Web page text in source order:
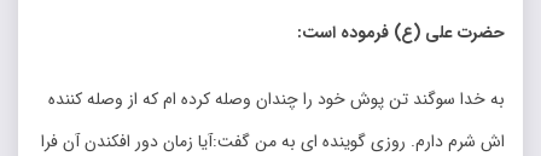
حضرت علی (ع) فرموده است:
به خدا سوگند تن پوش خود را چندان وصله کرده ام که از وصله کننده
اش شرم دارم. روزی گوینده ای به من گفت:آیا زمان دور افکندن آن فرا